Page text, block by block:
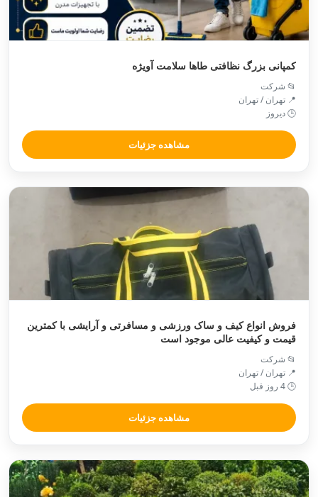
کمپانی بزرگ نظافتی طاها سلامت آویژه
📂 شرکت
📍 تهران / تهران
🕒 دیروز
مشاهده جزئیات
فروش انواع کیف و ساک ورزشی و مسافرتی و آرایشی با کمترین
قیمت و کیفیت عالی موجود است
📂 شرکت
📍 تهران / تهران
🕒 4 روز قبل
مشاهده جزئیات